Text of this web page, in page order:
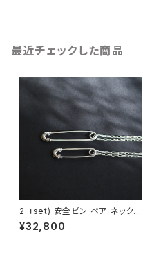
最近チェックした商品
2コset) 安全ピン ペア ネックレ
ス ブローチ シルバー925
¥32,800